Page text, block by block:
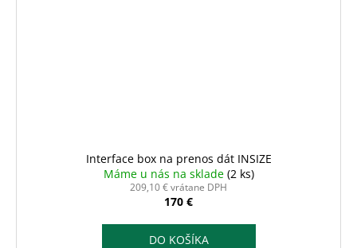
Interface box na prenos dát INSIZE
Máme u nás na sklade (2 ks)
209,10 € vrátane DPH
170 €
DO KOŠÍKA